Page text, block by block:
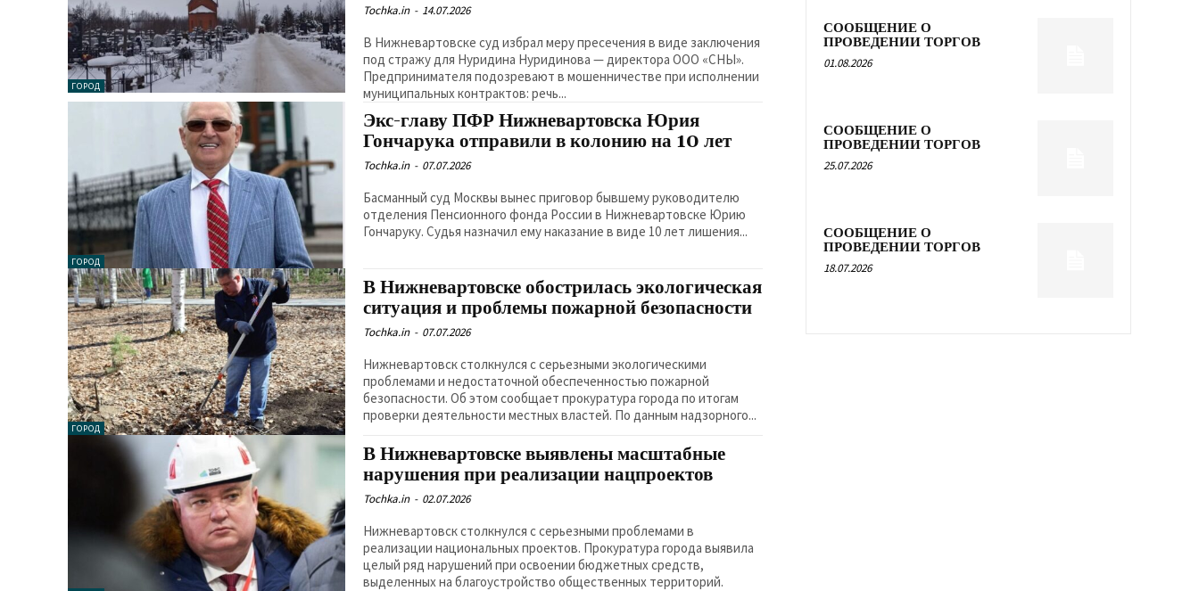
ГОРОД
Tochka.in - 14.07.2026
В Нижневартовске суд избрал меру пресечения в виде заключения
под стражу для Нуридина Нуридинова — директора ООО «СНЫ».
Предпринимателя подозревают в мошенничестве при исполнении
муниципальных контрактов: речь...
ГОРОД
Экс-главу ПФР Нижневартовска Юрия
Гончарука отправили в колонию на 10 лет
Tochka.in - 07.07.2026
Басманный суд Москвы вынес приговор бывшему руководителю
отделения Пенсионного фонда России в Нижневартовске Юрию
Гончаруку. Судья назначил ему наказание в виде 10 лет лишения...
ГОРОД
В Нижневартовске обострилась экологическая
ситуация и проблемы пожарной безопасности
Tochka.in - 07.07.2026
Нижневартовск столкнулся с серьезными экологическими
проблемами и недостаточной обеспеченностью пожарной
безопасности. Об этом сообщает прокуратура города по итогам
проверки деятельности местных властей. По данным надзорного...
В Нижневартовске выявлены масштабные
нарушения при реализации нацпроектов
Tochka.in - 02.07.2026
Нижневартовск столкнулся с серьезными проблемами в
реализации национальных проектов. Прокуратура города выявила
целый ряд нарушений при освоении бюджетных средств,
выделенных на благоустройство общественных территорий.
СООБЩЕНИЕ О
ПРОВЕДЕНИИ ТОРГОВ
01.08.2026
СООБЩЕНИЕ О
ПРОВЕДЕНИИ ТОРГОВ
25.07.2026
СООБЩЕНИЕ О
ПРОВЕДЕНИИ ТОРГОВ
18.07.2026